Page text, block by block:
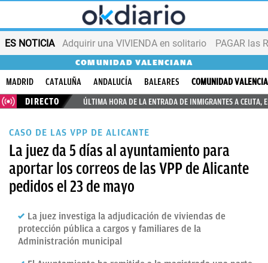
ES NOTICIA Adquirir una VIVIENDA en solitario PAGAR las
COMUNIDAD VALENCIANA
MADRID CATALUÑA ANDALUCÍA BALEARES
COMUNIDAD
DIRECTO
ÚLTIMA HORA DE LA ENTRADA DE INMIGRANTES A CEUTA,
CASO DE LAS VPP DE ALICANTE
La juez da 5 días al ayuntamiento para
aportar los correos de las VPP de Alicante
pedidos el 23 de mayo
La juez investiga la adjudicación de viviendas de
protección pública a cargos y familiares de la
Administración municipal